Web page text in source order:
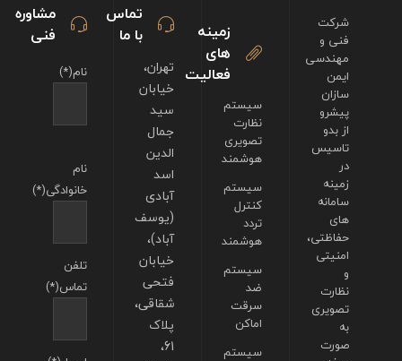
مشاوره
فنی
نام(*)
نام
خانوادگی(*)
تلفن
تماس(*)
تماس
با ما
تهران،
خیابان
سید
جمال
الدین
اسد
آبادی
(یوسف
آباد)،
خیابان
فتحی
شقاقی،
پلاک
61،
زمینه
های
فعالیت
سیستم
نظارت
تصویری
هوشمند
سیستم
کنترل
تردد
هوشمند
سیستم
ضد
سرقت
اماکن
سیستم
شرکت
فنی و
مهندسی
ایمن
سازان
پیشرو
از بدو
تاسیس
در
زمینه
سامانه
های
حفاظتی،
امنیتی
و
نظارت
تصویری
به
صورت